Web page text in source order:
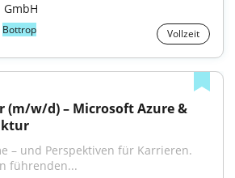
Bottrop Vollzeit
(m/w/d) – Microsoft Azure &
– und Perspektiven für Karrieren.
führenden...